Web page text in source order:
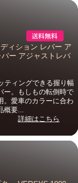
ィション レバー ア
ー アジャストレバ
ティングできる握り幅
ー。もしもの転倒時で
。愛車のカラーに合わ
要...
詳細はこちら